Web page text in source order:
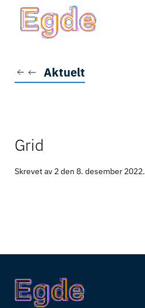
Skip to main content
Aktuelt
Grid
Skrevet av 2 den 8. desember 2022.